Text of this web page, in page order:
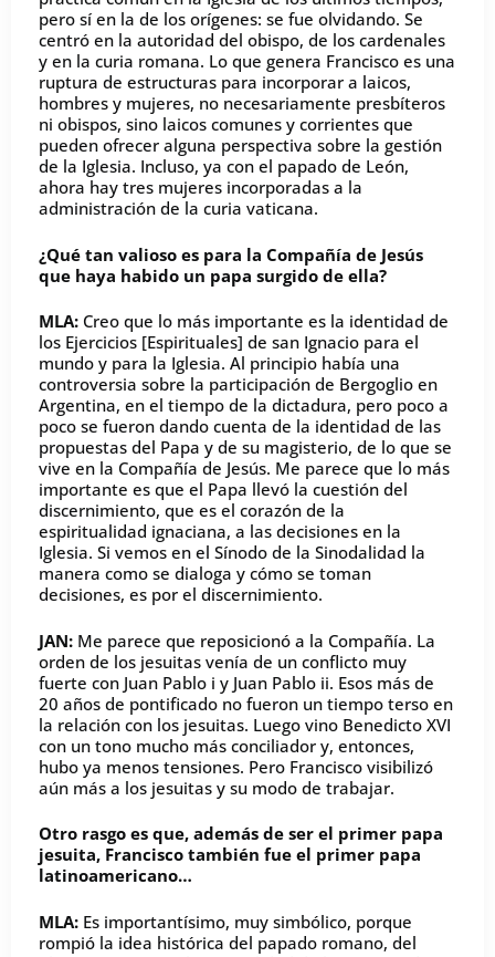
pero sí en la de los orígenes: se fue olvidando. Se
centró en la autoridad del obispo, de los cardenales
y en la curia romana. Lo que genera Francisco es una
ruptura de estructuras para incorporar a laicos,
hombres y mujeres, no necesariamente presbíteros
ni obispos, sino laicos comunes y corrientes que
pueden ofrecer alguna perspectiva sobre la gestión
de la Iglesia. Incluso, ya con el papado de León,
ahora hay tres mujeres incorporadas a la
administración de la curia vaticana.
¿Qué tan valioso es para la Compañía de Jesús
que haya habido un papa surgido de ella?
MLA: Creo que lo más importante es la identidad de
los Ejercicios [Espirituales] de san Ignacio para el
mundo y para la Iglesia. Al principio había una
controversia sobre la participación de Bergoglio en
Argentina, en el tiempo de la dictadura, pero poco a
poco se fueron dando cuenta de la identidad de las
propuestas del Papa y de su magisterio, de lo que se
vive en la Compañía de Jesús. Me parece que lo más
importante es que el Papa llevó la cuestión del
discernimiento, que es el corazón de la
espiritualidad ignaciana, a las decisiones en la
Iglesia. Si vemos en el Sínodo de la Sinodalidad la
manera como se dialoga y cómo se toman
decisiones, es por el discernimiento.
JAN: Me parece que reposicionó a la Compañía. La
orden de los jesuitas venía de un conflicto muy
fuerte con Juan Pablo i y Juan Pablo ii. Esos más de
20 años de pontificado no fueron un tiempo terso en
la relación con los jesuitas. Luego vino Benedicto XVI
con un tono mucho más conciliador y, entonces,
hubo ya menos tensiones. Pero Francisco visibilizó
aún más a los jesuitas y su modo de trabajar.
Otro rasgo es que, además de ser el primer papa
jesuita, Francisco también fue el primer papa
latinoamericano…
MLA: Es importantísimo, muy simbólico, porque
rompió la idea histórica del papado romano, del